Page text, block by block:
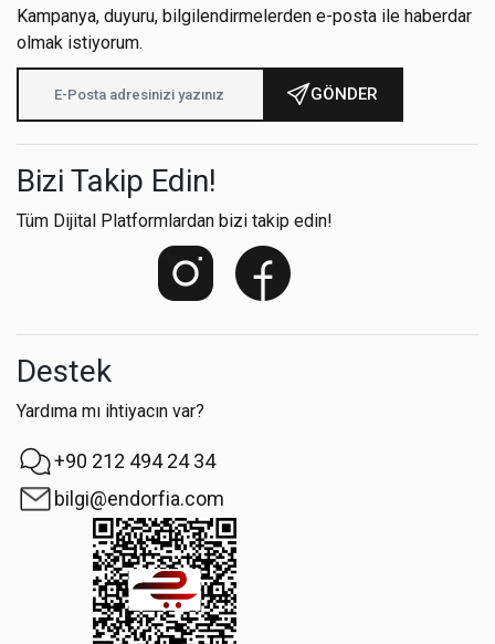
Kampanya, duyuru, bilgilendirmelerden e-posta ile haberdar
olmak istiyorum.
GÖNDER
Bizi Takip Edin!
Tüm Dijital Platformlardan bizi takip edin!
Destek
Yardıma mı ihtiyacın var?
+90 212 494 24 34
bilgi@endorfia.com